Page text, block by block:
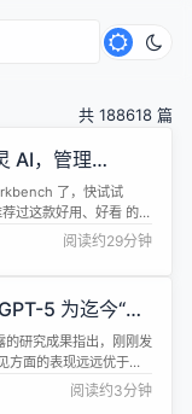
共 188618 篇
AI，管理
松
了，快试试
过这款好用、好看 的信
SQLark 百灵连接 。
了两个版本更新至
，并增强与
阅读约29分钟
5 为迄今“政
型
研究成果指出，刚刚发
方面的表现远远优于以
公众和政界人士对 AI 系
提高透明度，并确保这
阅读约3分钟